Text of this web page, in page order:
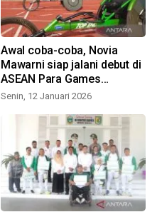
Awal coba-coba, Novia
Mawarni siap jalani debut di
ASEAN Para Games
Thailand 2025
Senin, 12 Januari 2026